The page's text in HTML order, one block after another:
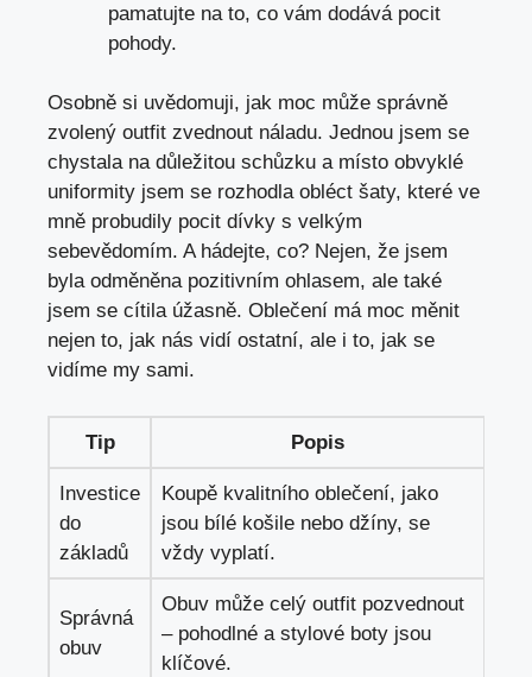
pamatujte na to,⁤ co vám dodává pocit
pohody.
Osobně si uvědomuji, jak moc může správně
zvolený outfit zvednout náladu. Jednou jsem‌ se
chystala na důležitou schůzku a místo obvyklé
uniformity jsem se rozhodla obléct šaty, které ⁢ve
mně probudily pocit dívky s velkým
sebevědomím. A​ hádejte, co? Nejen, že jsem
byla⁤ odměněna pozitivním ohlasem, ale také
jsem se cítila úžasně. Oblečení má moc ‍měnit
nejen to, jak nás vidí‌ ostatní, ale i to, jak se
vidíme my sami.
Tip Popis
Investice
do
základů
Koupě kvalitního oblečení, jako
jsou bílé košile nebo džíny,​ se
vždy vyplatí.
Správná
obuv
Obuv může celý outfit pozvednout
– pohodlné ‌a stylové boty jsou
klíčové.